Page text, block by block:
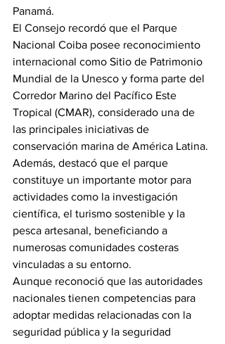
Panamá.
El Consejo recordó que el Parque
Nacional Coiba posee reconocimiento
internacional como Sitio de Patrimonio
Mundial de la Unesco y forma parte del
Corredor Marino del Pacífico Este
Tropical (CMAR), considerado una de
las principales iniciativas de
conservación marina de América Latina.
Además, destacó que el parque
constituye un importante motor para
actividades como la investigación
científica, el turismo sostenible y la
pesca artesanal, beneficiando a
numerosas comunidades costeras
vinculadas a su entorno.
Aunque reconoció que las autoridades
nacionales tienen competencias para
adoptar medidas relacionadas con la
seguridad pública y la seguridad